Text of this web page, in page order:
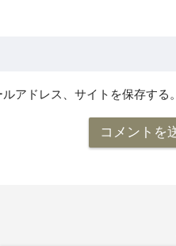
アドレス、サイトを保存する。